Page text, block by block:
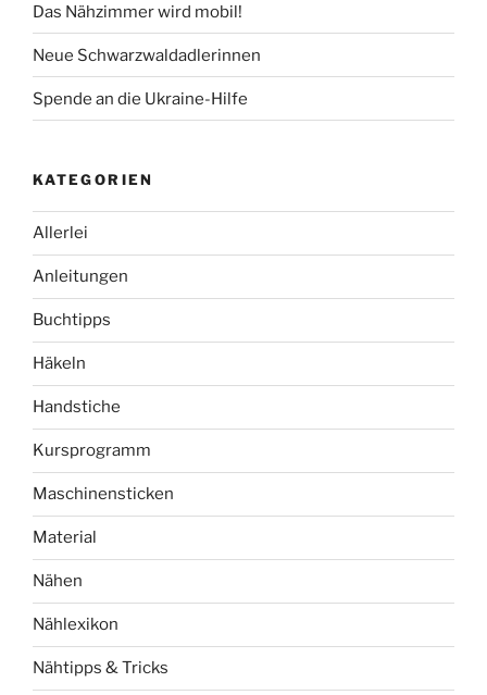
Das Nähzimmer wird mobil!
Neue Schwarzwaldadlerinnen
Spende an die Ukraine-Hilfe
KATEGORIEN
Allerlei
Anleitungen
Buchtipps
Häkeln
Handstiche
Kursprogramm
Maschinensticken
Material
Nähen
Nählexikon
Nähtipps & Tricks